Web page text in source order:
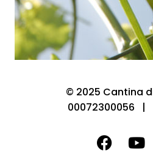
© 2025 Cantina
00072300056 |